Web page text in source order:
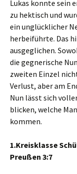
Lukas konnte sein
zu hektisch und
ein unglücklicher
herbeiführte. Das
ausgeglichen.
die gegnerische
zweiten Einzel
Verlust, aber am
Nun lässt sich
blicken, welche
kommen.
1.Kreisklasse
Preußen 3:7